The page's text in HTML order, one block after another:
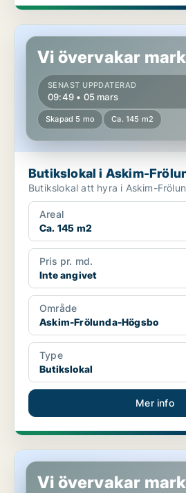
Butikslokal i Askim-Frölunda-Högsbo
Vi övervakar
SENAST UPPDATERAD
09:49 • 05 mars
Skapad 5 mo Ca. 145 m2
Butikslokal i Askim-
Butikslokal att hyra i Askim-
Areal
Ca. 145 m2
Pris pr. md.
Inte angivet
Område
Askim-Frölunda-Högsbo
Type
Butikslokal
Mer info
Butikslokal i Askim-Frölunda-Högsbo
Vi övervakar